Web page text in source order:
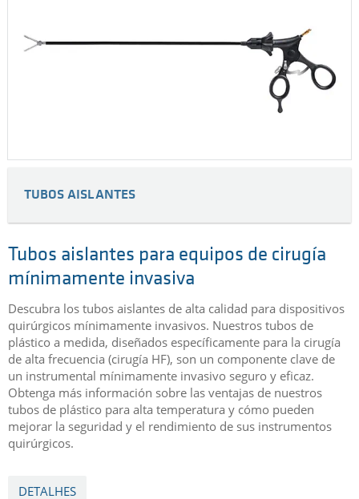
TUBOS AISLANTES
Tubos aislantes para equipos de cirugía
mínimamente invasiva
Descubra los tubos aislantes de alta calidad para dispositivos
quirúrgicos mínimamente invasivos. Nuestros tubos de
plástico a medida, diseñados específicamente para la cirugía
de alta frecuencia (cirugía HF), son un componente clave de
un instrumental mínimamente invasivo seguro y eficaz.
Obtenga más información sobre las ventajas de nuestros
tubos de plástico para alta temperatura y cómo pueden
mejorar la seguridad y el rendimiento de sus instrumentos
quirúrgicos.
DETALHES